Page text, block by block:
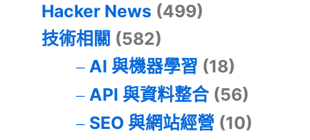
Hacker News (499)
技術相關 (582)
AI 與機器學習 (18)
API 與資料整合(56)
SEO 與網站經營 (10)